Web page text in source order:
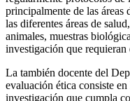
principalmente de las áreas
las diferentes áreas de
animales, muestras
investigación que requieran
La también docente del
evaluación ética consiste
investigación que cumpla